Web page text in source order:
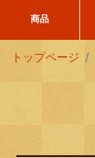
商品
トップページ